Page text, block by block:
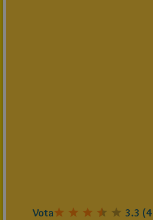
Vota 3.3 (4